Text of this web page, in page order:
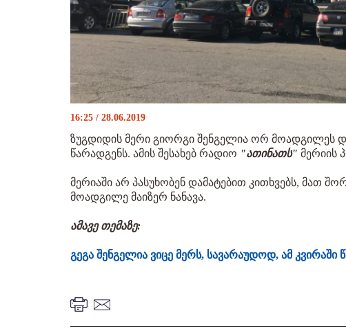
16:25 / 28.06.2019
ზუგდიდის მერი გიორგი შენგელია ორ მოადგილეს
წარადგენს. ამის შესახებ რადიო "ათინათს" მერიის
მერიაში არ პასუხობენ დამატებით კითხვებს, მათ
მოადგილე მაიზერ ნანავა.
ამავე თემაზე:
გეგა შენგელია ვიცე მერს, სავარაუდოდ, ამ კვირაში